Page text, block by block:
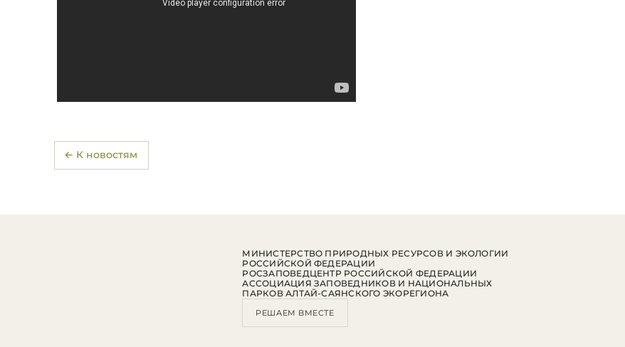
← К новостям
МИНИСТЕРСТВО ПРИРОДНЫХ РЕСУРСОВ И ЭКОЛОГИИ
РОССИЙСКОЙ ФЕДЕРАЦИИ
РОСЗАПОВЕДЦЕНТР РОССИЙСКОЙ ФЕДЕРАЦИИ
АССОЦИАЦИЯ ЗАПОВЕДНИКОВ И НАЦИОНАЛЬНЫХ
ПАРКОВ АЛТАЙ-САЯНСКОГО ЭКОРЕГИОНА
РЕШАЕМ ВМЕСТЕ